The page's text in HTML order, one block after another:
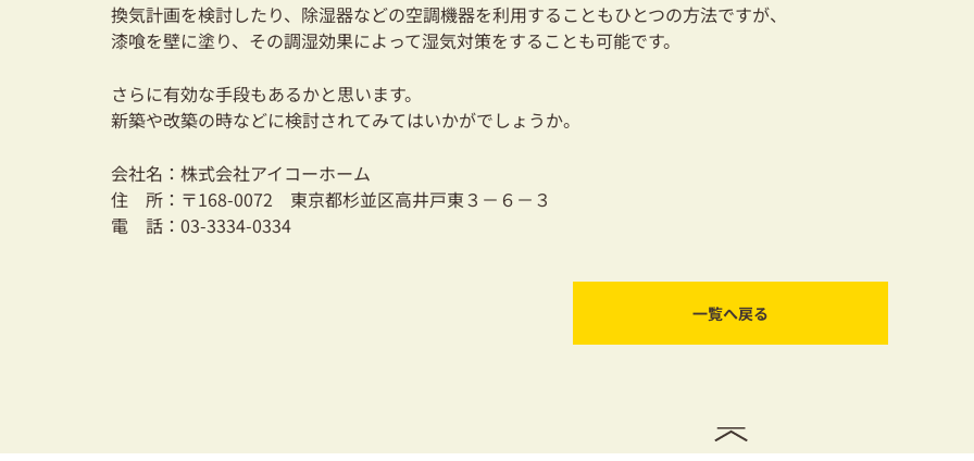
換気計画を検討したり、除湿器などの空調機器を利用することもひとつの方法ですが、
漆喰を壁に塗り、その調湿効果によって湿気対策をすることも可能です。
さらに有効な手段もあるかと思います。
新築や改築の時などに検討されてみてはいかがでしょうか。
会社名：株式会社アイコーホーム
住 所：〒168-0072 東京都杉並区高井戸東３－６－３
電 話：03-3334-0334
一覧へ戻る